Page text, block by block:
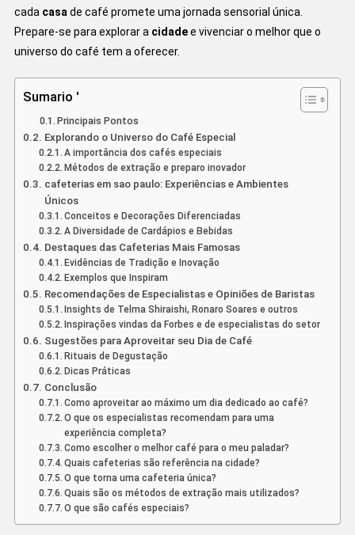
cada casade café promete uma jornada sensorial única.
Prepare-se para explorar a cidadee vivenciar o melhor que o
universo do café tem a oferecer.
Sumario '
Principais Pontos
Explorando o Universo do Café Especial
A importância dos cafés especiais
Métodos de extração e preparo inovador
cafeterias em sao paulo: Experiências e Ambientes
Únicos
Conceitos e Decorações Diferenciadas
A Diversidade de Cardápios e Bebidas
Destaques das Cafeterias Mais Famosas
Evidências de Tradição e Inovação
Exemplos que Inspiram
Recomendações de Especialistas e Opiniões de Baristas
Insights de Telma Shiraishi, Ronaro Soares e outros
Inspirações vindas da Forbes e de especialistas do setor
Sugestões para Aproveitar seu Dia de Café
Rituais de Degustação
Dicas Práticas
Conclusão
Como aproveitar ao máximo um dia dedicado ao café?
O que os especialistas recomendam para uma
experiência completa?
Como escolher o melhor café para o meu paladar?
Quais cafeterias são referência na cidade?
O que torna uma cafeteria única?
Quais são os métodos de extração mais utilizados?
O que são cafés especiais?